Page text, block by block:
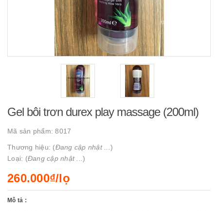
Gel bôi trơn durex play massage (200ml)
Mã sản phẩm:8017
Thương hiệu: (Đang cập nhật ... )
Loại: (Đang cập nhật ... )
260.000₫/lọ
Mô tả :